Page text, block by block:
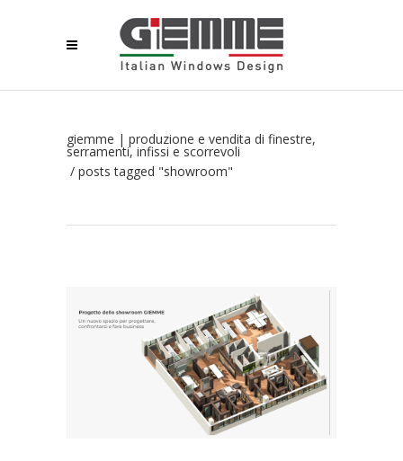
giemme | produzione e vendita di finestre,
serramenti, infissi e scorrevoli
/ posts tagged "showroom"